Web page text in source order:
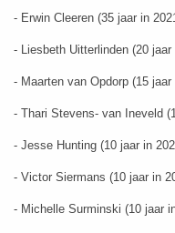
- Erwin Cleeren (35 jaar in
- Liesbeth Uitterlinden (20 jaar
- Maarten van Opdorp (15 jaar
- Thari Stevens- van Ineveld
- Jesse Hunting (10 jaar in
- Victor Siermans (10 jaar in
- Michelle Surminski (10 jaar